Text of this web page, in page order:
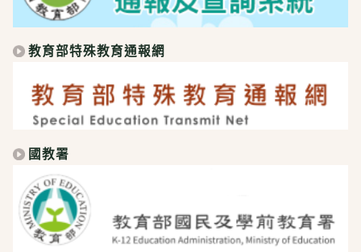
教育部特殊教育通報網
國教署